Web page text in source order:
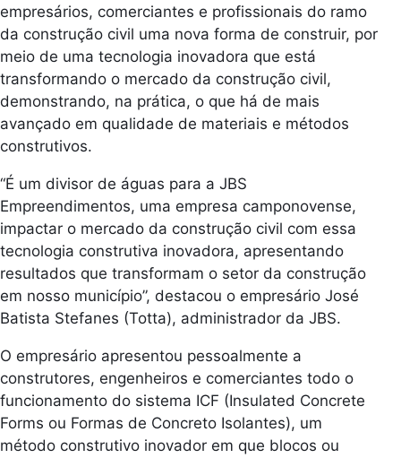
empresários, comerciantes e profissionais do ramo
da construção civil uma nova forma de construir, por
meio de uma tecnologia inovadora que está
transformando o mercado da construção civil,
demonstrando, na prática, o que há de mais
avançado em qualidade de materiais e métodos
construtivos.
“É um divisor de águas para a JBS
Empreendimentos, uma empresa camponovense,
impactar o mercado da construção civil com essa
tecnologia construtiva inovadora, apresentando
resultados que transformam o setor da construção
em nosso município”, destacou o empresário José
Batista Stefanes (Totta), administrador da JBS.
O empresário apresentou pessoalmente a
construtores, engenheiros e comerciantes todo o
funcionamento do sistema ICF (Insulated Concrete
Forms ou Formas de Concreto Isolantes), um
método construtivo inovador em que blocos ou